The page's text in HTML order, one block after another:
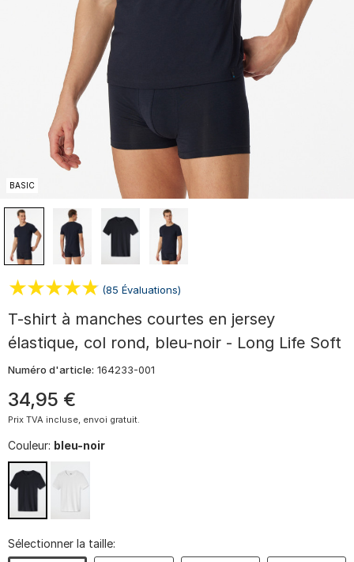
BASIC
(85 Évaluations)
T-shirt à manches courtes en jersey
élastique, col rond, bleu-noir - Long Life Soft
Numéro d'article: 164233-001
34,95 €
Prix TVA incluse, envoi gratuit.
Couleur: bleu-noir
Sélectionner la taille: